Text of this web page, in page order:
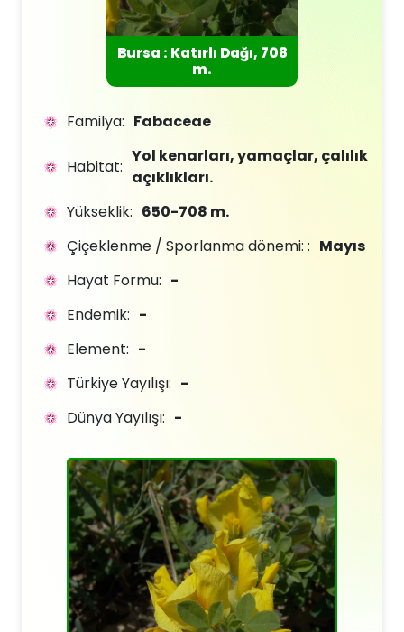
Bursa : Katırlı Dağı, 708
m.
Familya: Fabaceae
Habitat:
Yol kenarları, yamaçlar, çalılık
açıklıkları.
Yükseklik: 650-708 m.
Çiçeklenme / Sporlanma dönemi: : Mayıs
Hayat Formu: -
Endemik: -
Element: -
Türkiye Yayılışı: -
Dünya Yayılışı: -